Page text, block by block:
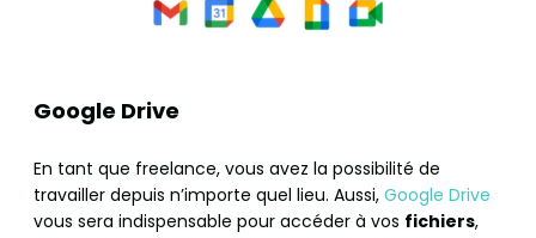
Google Drive
En tant que freelance, vous avez la possibilité de
travailler depuis n’importe quel lieu. Aussi, Google Drive
vous sera indispensable pour accéder à vos fichiers,